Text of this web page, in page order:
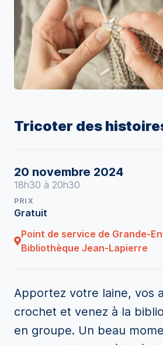
Tricoter des
20 novembre 2024
18h30 à 20h30
PRIX
Gratuit
Point de service de Grande-
Bibliothèque Jean-Lapierre
Apportez votre laine, vos
crochet et venez à la
en groupe. Un beau